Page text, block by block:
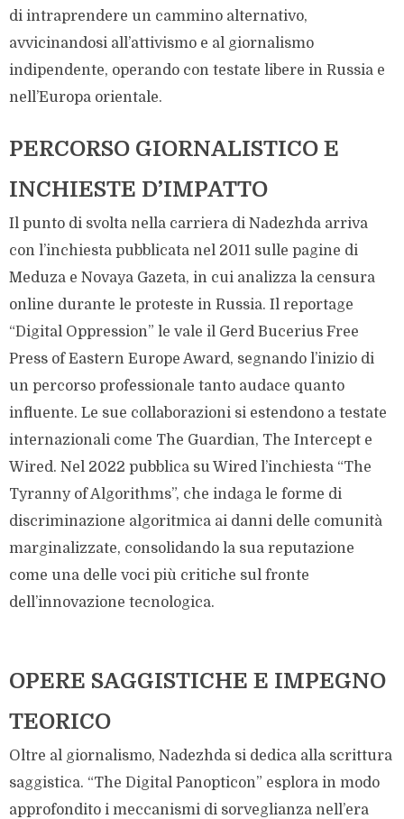
di intraprendere un cammino alternativo,
avvicinandosi all’attivismo e al giornalismo
indipendente, operando con testate libere in Russia e
nell’Europa orientale.
PERCORSO GIORNALISTICO E
INCHIESTE D’IMPATTO
Il punto di svolta nella carriera di Nadezhda arriva
con l’inchiesta pubblicata nel 2011 sulle pagine di
Meduza e Novaya Gazeta, in cui analizza la censura
online durante le proteste in Russia. Il reportage
“Digital Oppression” le vale il Gerd Bucerius Free
Press of Eastern Europe Award, segnando l’inizio di
un percorso professionale tanto audace quanto
influente. Le sue collaborazioni si estendono a testate
internazionali come The Guardian, The Intercept e
Wired. Nel 2022 pubblica su Wired l’inchiesta “The
Tyranny of Algorithms”, che indaga le forme di
discriminazione algoritmica ai danni delle comunità
marginalizzate, consolidando la sua reputazione
come una delle voci più critiche sul fronte
dell’innovazione tecnologica.
OPERE SAGGISTICHE E IMPEGNO
TEORICO
Oltre al giornalismo, Nadezhda si dedica alla scrittura
saggistica. “The Digital Panopticon” esplora in modo
approfondito i meccanismi di sorveglianza nell’era